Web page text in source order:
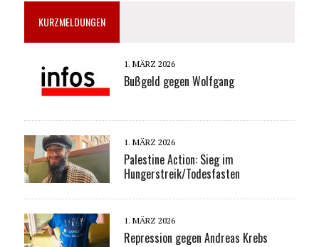
KURZMELDUNGEN
1. MÄRZ 2026
Bußgeld gegen Wolfgang
1. MÄRZ 2026
Palestine Action: Sieg im
Hungerstreik/Todesfasten
1. MÄRZ 2026
Repression gegen Andreas Krebs